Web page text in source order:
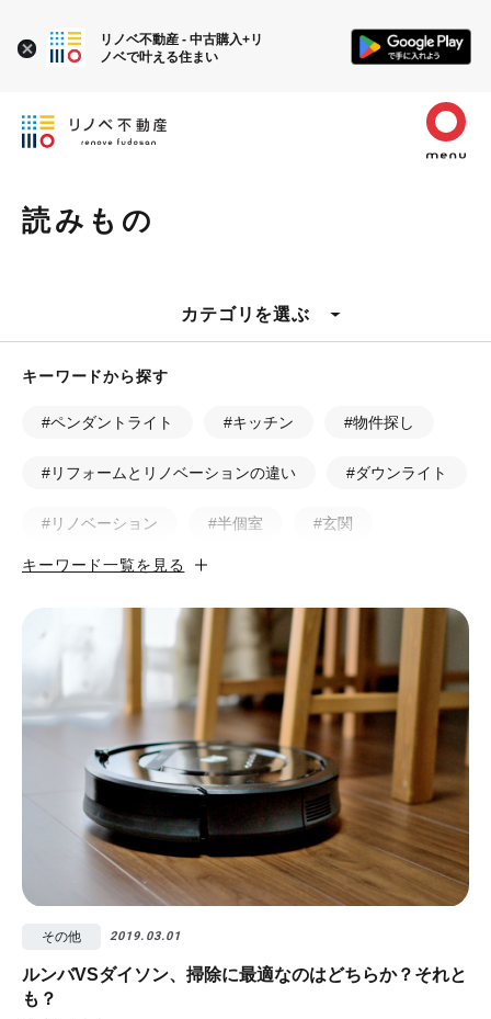
読みもの
カテゴリを選ぶ
キーワードから探す
#ペンダントライト #キッチン #物件探し
#リフォームとリノベーションの違い #ダウンライト
#リノベーション #半個室 #玄関
#小上がり #ホテルライク
#猫と暮らす #50㎡以下 #北欧
#ビフォア・アフター #戸建
#中古物件 #フルリノベーション
#無垢フローリング #視覚効果 #予算
#タイル #書斎 #洗面所
#リノベ先輩インタビュー #広みせ！
キーワード一覧を見る
その他 2019.03.01
ルンバVSダイソン、掃除に最適なのはどちらか？それと
も？
リノベ不動産 - 中古購入+リ
ノベで叶える住まい